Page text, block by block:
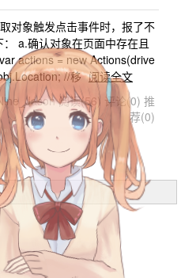
对象触发点击事件时，报了不
a.确认对象在页面中存在且
actions = new Actions(drive
//移 阅读全文
阅读(56) 评论(0) 推
荐(0)